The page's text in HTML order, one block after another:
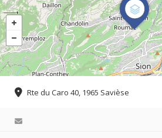
Rte du Caro 40, 1965 Savièse